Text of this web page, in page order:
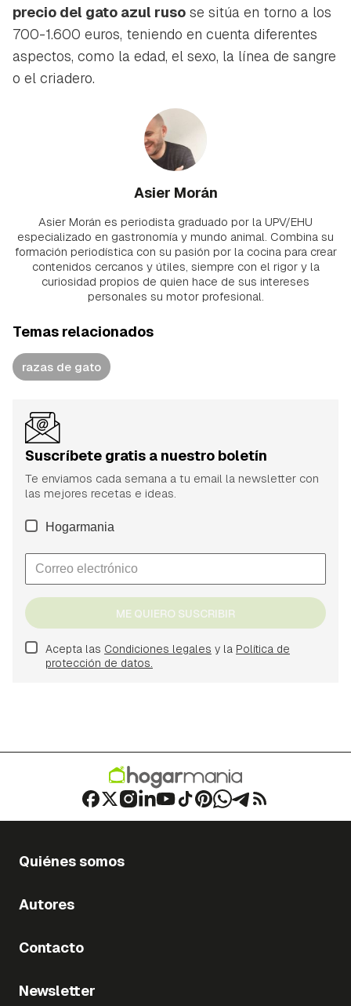
precio del gato azul ruso se sitúa en torno a los
700-1.600 euros, teniendo en cuenta diferentes
aspectos, como la edad, el sexo, la línea de sangre
o el criadero.
Asier Morán
Asier Morán es periodista graduado por la UPV/EHU
especializado en gastronomía y mundo animal. Combina su
formación periodística con su pasión por la cocina para crear
contenidos cercanos y útiles, siempre con el rigor y la
curiosidad propios de quien hace de sus intereses
personales su motor profesional.
Temas relacionados
razas de gato
Suscríbete gratis a nuestro boletín
Te enviamos cada semana a tu email la newsletter con
las mejores recetas e ideas.
Hogarmania
ME QUIERO SUSCRIBIR
Acepta las Condiciones legales y la Política de
protección de datos.
Quiénes somos
Autores
Contacto
Newsletter